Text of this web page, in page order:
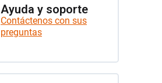
Ayuda y soporte
Contáctenos con sus
preguntas